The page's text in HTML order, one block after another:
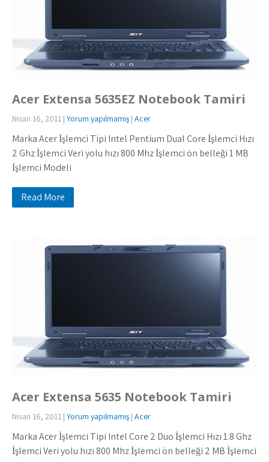
Acer Extensa 5635EZ Notebook Tamiri
Nisan 16, 2011 | Yorum yapılmamış | Acer
Marka Acer İşlemci Tipi Intel Pentium Dual Core İşlemci Hızı
2 Ghz İşlemci Veri yolu hızı 800 Mhz İşlemci ön belleği 1 MB
İşlemci Modeli
Read More
Acer Extensa 5635 Notebook Tamiri
Nisan 16, 2011 | Yorum yapılmamış | Acer
Marka Acer İşlemci Tipi Intel Core 2 Duo İşlemci Hızı 1.8 Ghz
İşlemci Veri yolu hızı 800 Mhz İşlemci ön belleği 2 MB İşlemci